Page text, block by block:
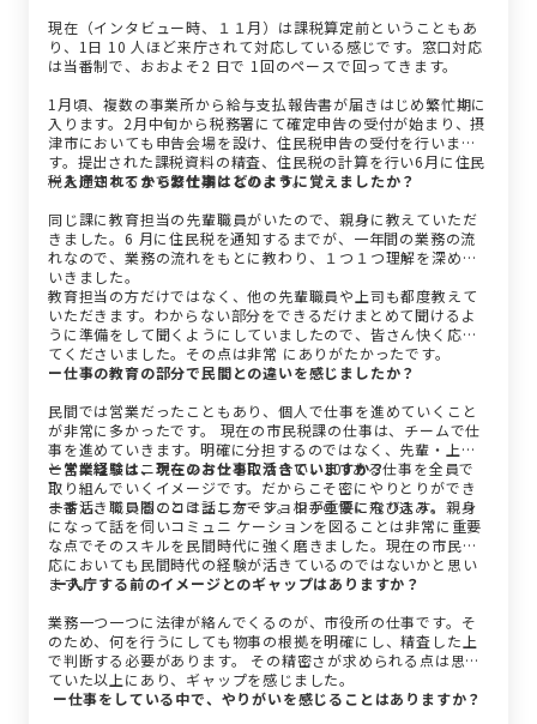
現在（インタビュー時、１１月）は課税算定前ということもあ
り、1日 10 人ほど来庁されて対応している感じです。窓口対応
は当番制で、おおよそ2 日で 1回のペースで回ってきます。
1月頃、複数の事業所から給与支払報告書が届きはじめ繁忙期に
入ります。2月中旬から税務署にて確定申告の受付が始まり、摂
津市においても申告会場を設け、住民税申告の受付を行いま
す。提出された課税資料の精査、住民税の計算を行い6月に住民
税を通知するまで繁忙期となります。
ー入庁されてからお仕事はどのように覚えましたか？
同じ課に教育担当の先輩職員がいたので、親身に教えていただ
きました。6 月に住民税を通知するまでが、一年間の業務の流
れなので、業務の流れをもとに教わり、１つ１つ理解を深めて
いきました。
教育担当の方だけではなく、他の先輩職員や上司も都度教えて
いただきます。わからない部分をできるだけまとめて聞けるよ
うに準備をして聞くようにしていましたので、皆さん快く応じ
てくださいました。その点は非常 にありがたかったです。
ー仕事の教育の部分で民間との違いを感じましたか？
民間では営業だったこともあり、個人で仕事を進めていくこと
が非常に多かったです。 現在の市民税課の仕事は、チームで仕
事を進めていきます。明確に分担するのではなく、先輩・上司
と常にコミュニケーションを取り合い、100ある仕事を全員で
取り組んでいくイメージです。だからこそ密にやりとりができ
ますし、職員間のコミュニケーションが重要になります。
ー営業経験は、現在のお仕事に活きていますか？
一番活きていることは話し方です。相手の懐に飛び込み、親身
になって話を伺いコミュニ ケーションを図ることは非常に重要
な点でそのスキルを民間時代に強く磨きました。現在の市民対
応においても民間時代の経験が活きているのではないかと思い
ます。
ー入庁する前のイメージとのギャップはありますか？
業務一つ一つに法律が絡んでくるのが、市役所の仕事です。そ
のため、何を行うにしても物事の根拠を明確にし、精査した上
で判断する必要があります。 その精密さが求められる点は思っ
ていた以上にあり、ギャップを感じました。
ー仕事をしている中で、やりがいを感じることはありますか？